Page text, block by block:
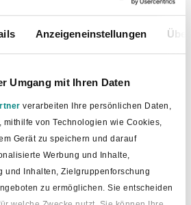
Anzeigeneinstellungen
Umgang mit Ihren Daten
verarbeiten Ihre persönlichen Daten,
mithilfe von Technologien wie Cookies,
Gerät zu speichern und darauf
Werbung und Inhalte,
und Inhalten, Zielgruppenforschung
zu ermöglichen. Sie entscheiden
208 Meter hoch. Er heißt